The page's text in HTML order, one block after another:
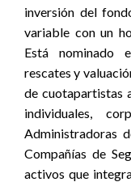
inversión del
variable con un
Está nominado
rescates y
de cuotapartistas
individuales,
Administradoras
Compañías de
activos que